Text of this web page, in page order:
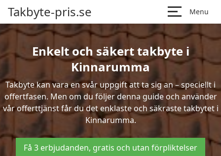
Takbyte-pris.se Menu
Enkelt och säkert takbyte i
Kinnarumma
Takbyte kan vara en svår uppgift att ta sig an – speciellt i
offertfasen. Men om du följer denna guide och använder
vår offerttjänst får du det enklaste och säkraste takbytet i
Kinnarumma.
Få 3 erbjudanden, gratis och utan förpliktelser